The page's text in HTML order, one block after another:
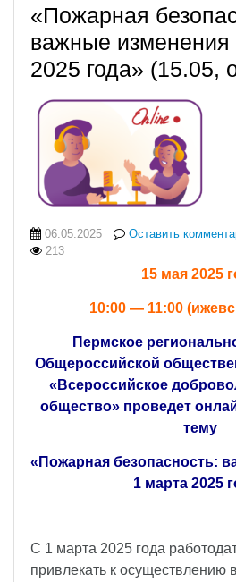
«Пожарная
важные изменения
2025 года» (15.05,
06.05.2025 Оставить
213
15 мая 2025
10:00 — 11:00
Пермское
Общероссийской
«Всероссийское
общество» проведет
тему
«Пожарная безопасность:
1 марта 2025
С 1 марта 2025 года
привлекать к осуществлению